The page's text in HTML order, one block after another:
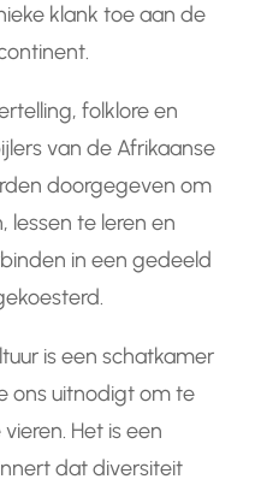
klank toe aan de
folklore en
van de Afrikaanse
doorgegeven om
lessen te leren en
in een gedeeld
is een schatkamer
ons uitnodigt om te
Het is een
dat diversiteit